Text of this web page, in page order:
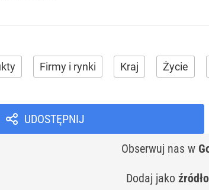
Firmy i rynki Kraj Życie
UDOSTĘPNIJ
Obserwuj nas w
Dodaj jako